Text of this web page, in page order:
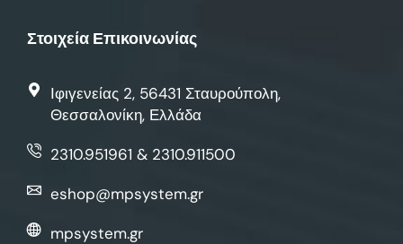
Στοιχεία Επικοινωνίας
Ιφιγενείας 2, 56431 Σταυρούπολη,
Θεσσαλονίκη, Ελλάδα
2310.951961 & 2310.911500
eshop@mpsystem.gr
mpsystem.gr